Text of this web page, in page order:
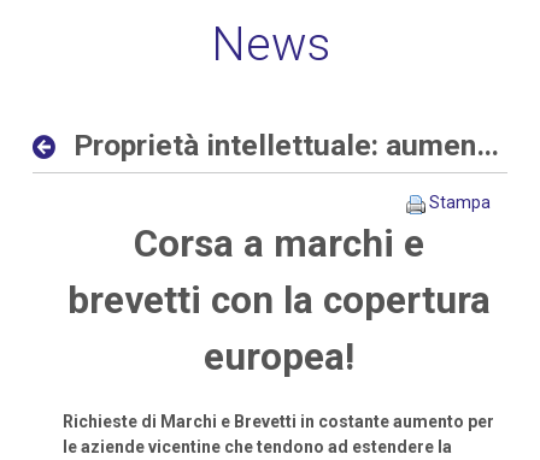
delle aziende allo sportello
evidenza
News
Proprietà intellettuale: aumentano le richieste delle aziende allo sportello del CPV
Stampa
Corsa a marchi e
brevetti con la copertura
europea!
Richieste di Marchi e Brevetti in costante aumento per
le aziende vicentine che tendono ad estendere la